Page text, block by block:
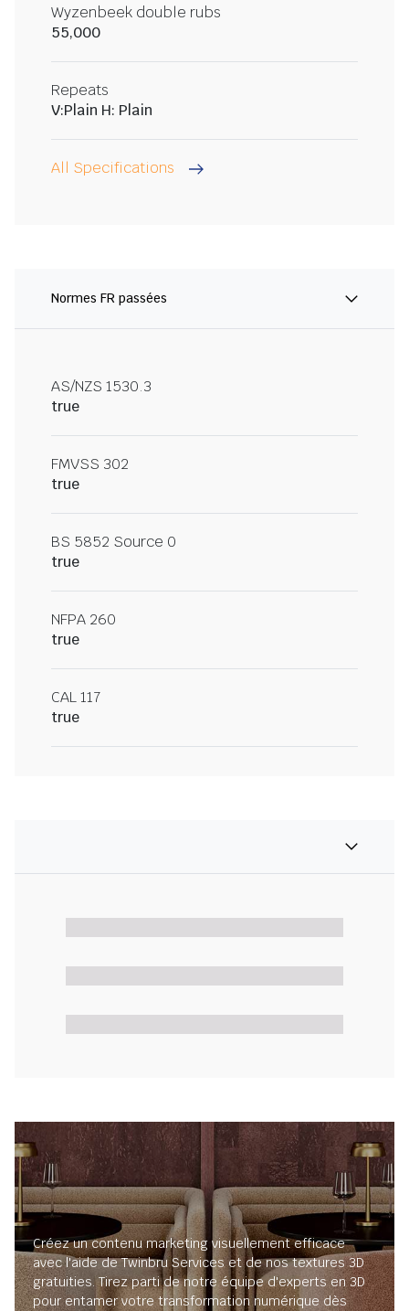
Wyzenbeek double rubs
55,000
Repeats
V:Plain H: Plain
All Specifications
Normes FR passées
AS/NZS 1530.3
true
FMVSS 302
true
BS 5852 Source 0
true
NFPA 260
true
CAL 117
true
Créez un contenu marketing visuellement efficace
avec l'aide de Twinbru Services et de nos textures 3D
gratuities. Tirez parti de notre équipe d'experts en 3D
pour entamer votre transformation numérique dès